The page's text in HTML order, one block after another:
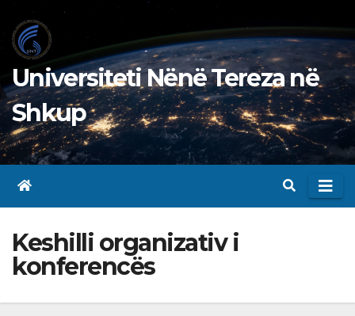
to
content
Universiteti Nënë Tereza në
Shkup
Keshilli organizativ i
konferencës